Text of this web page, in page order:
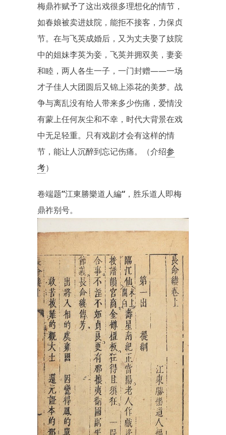
梅鼎祚赋予了这出戏很多理想化的情节，
如春娘被卖进妓院，能拒不接客，力保贞
节。在与飞英成婚后，又为丈夫娶了妓院
中的姐妹李英为妾，飞英并拥双美，妻妾
和睦，两人各生一子，一门封赠——一场
才子佳人大团圆后又锦上添花的美梦。战
争与离乱没有给人带来多少伤痛，爱情没
有蒙上任何灰尘和不幸，时代大背景在戏
中无足轻重。只有戏剧才会有这样的情
节，能让人沉醉到忘记伤痛。（介绍参
考）
卷端题”江東勝樂道人編“，胜乐道人即梅
鼎祚别号。